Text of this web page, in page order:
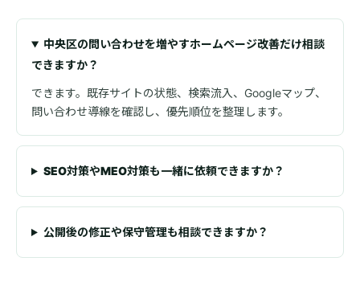
中央区の問い合わせを増やすホームページ改善だけ相談
できますか？
できます。既存サイトの状態、検索流入、Googleマップ、
問い合わせ導線を確認し、優先順位を整理します。
SEO対策やMEO対策も一緒に依頼できますか？
公開後の修正や保守管理も相談できますか？